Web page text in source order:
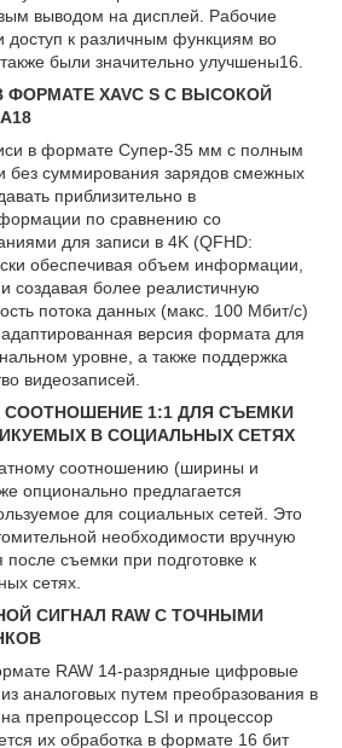
выводом на дисплей. Рабочие
доступ к различным функциям во
были значительно улучшены16
ФОРМАТЕ XAVC S С ВЫСОКОЙ
18
в формате Супер-35 мм с полным
без суммирования зарядов смежных
приблизительно в
по сравнению со
для записи в 4K (QFHD:
обеспечивая объем информации,
создавая более реалистичную
потока данных (макс. 100 Мбит/с)
, адаптированная версия формата для
уровне, а также поддержка
видеозаписей.
1:1 ДЛЯ СЪЕМКИ
В СОЦИАЛЬНЫХ СЕТЯХ
соотношению (ширины и
опционально предлагается
для социальных сетей. Это
необходимости вручную
съемки при подготовке к
сетях.
СИГНАЛ RAW С ТОЧНЫМИ
RAW 14-разрядные цифровые
аналоговых путем преобразования в
препроцессор LSI и процессор
их обработка в формате 16 бит